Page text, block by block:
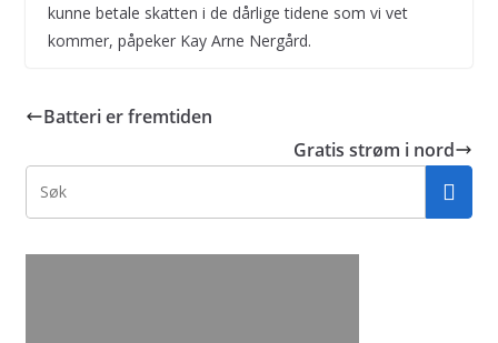
kunne betale skatten i de dårlige tidene som vi vet
kommer, påpeker Kay Arne Nergård.
Batteri er fremtiden
Gratis strøm i nord